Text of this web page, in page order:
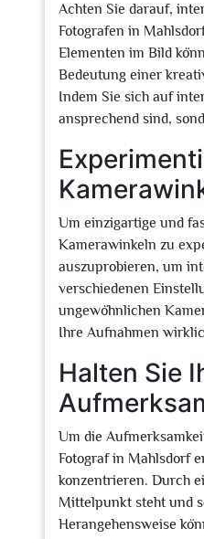
Achten Sie darauf,
Fotografen in
Elementen im Bild
Bedeutung einer
Indem Sie sich auf
ansprechend sind,
Um einzigartige und
Kamerawinkeln zu
auszuprobieren, um
verschiedenen
ungewöhnlichen
Ihre Aufnahmen
Halten Sie
Um die
Fotograf in Mahlsdorf
konzentrieren. Durch
Mittelpunkt steht und
Herangehensweise